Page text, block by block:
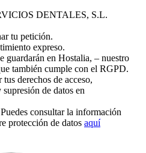
DENTALES, S.L.
tu petición.
expreso.
guardarán en Hostalia, – nuestro
también cumple con el RGPD.
tus derechos de acceso,
de datos en
Puedes consultar la información
protección de datos aquí